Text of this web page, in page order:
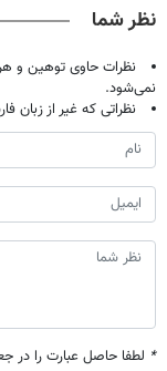
نظر شما
نظرات حاوی توهین و
نمی‌شود.
نظراتی که غیر از زبان
* لطفا حاصل عبارت را در